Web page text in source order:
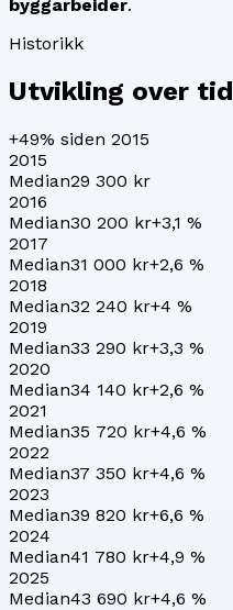
byggarbeider.
Historikk
Utvikling over tid
+49% siden 2015
2015
Median29 300 kr
2016
Median30 200 kr+3,1 %
2017
Median31 000 kr+2,6 %
2018
Median32 240 kr+4 %
2019
Median33 290 kr+3,3 %
2020
Median34 140 kr+2,6 %
2021
Median35 720 kr+4,6 %
2022
Median37 350 kr+4,6 %
2023
Median39 820 kr+6,6 %
2024
Median41 780 kr+4,9 %
2025
Median43 690 kr+4,6 %